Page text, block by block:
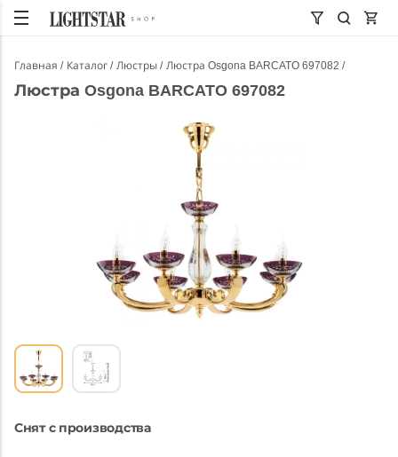
Главная Каталог Люстры Люстра Osgona BARCATO 697082
Люстра Osgona BARCATO 697082
Снят с производства